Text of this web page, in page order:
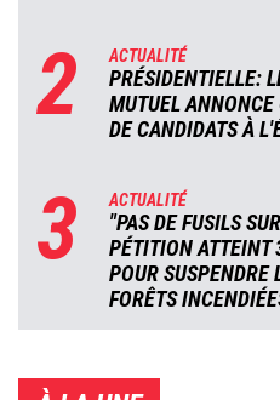
2 ACTUALITÉ
PRÉSIDENTIELLE:
MUTUEL
DE CANDIDATS À
3 ACTUALITÉ
"PAS DE FUSILS
PÉTITION ATTEINT
POUR SUSPENDRE
FORÊTS